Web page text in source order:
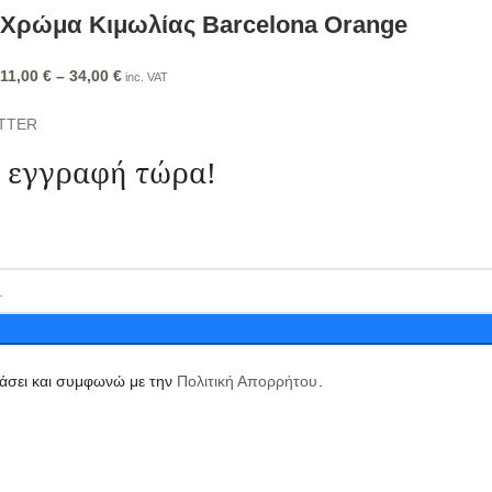
Χρώμα Κιμωλίας Barcelona Orange
11,00 € – 34,00 € inc. VAT
εγγραφή τώρα!
και συμφωνώ με την Πολιτική Απορρήτου